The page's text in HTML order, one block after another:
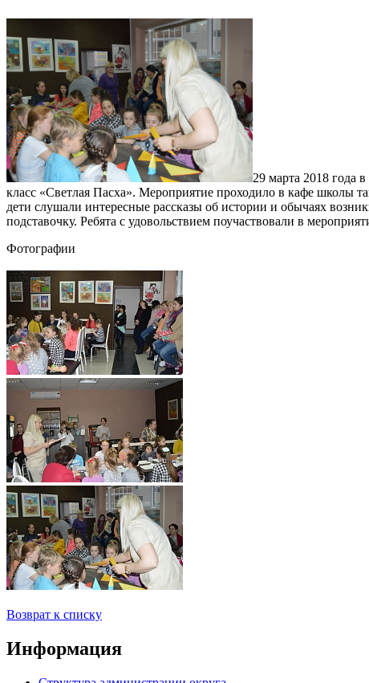
29 марта 2018 года
класс «Светлая Пасха». Мероприятие проходило в кафе школы
дети слушали интересные рассказы об истории и обычаях
подставочку. Ребята с удовольствием поучаствовали в
Фотографии
Возврат к списку
Информация